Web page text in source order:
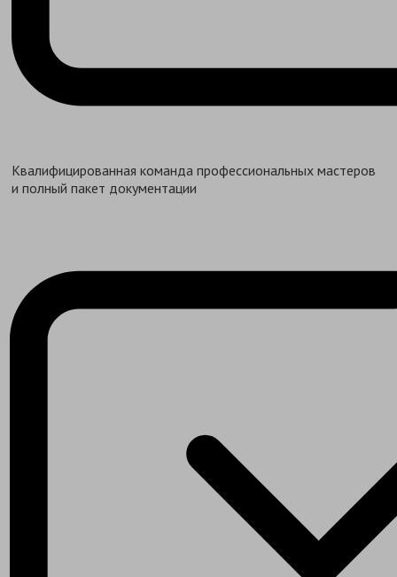
Квалифицированная команда профессиональных мастеров
и полный пакет документации